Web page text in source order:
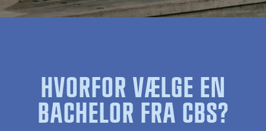
HVORFOR VÆLGE EN
BACHELOR FRA CBS?